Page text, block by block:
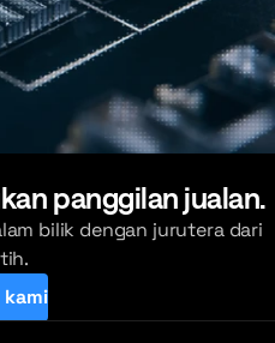
panggilan jualan.
bilik dengan jurutera dari